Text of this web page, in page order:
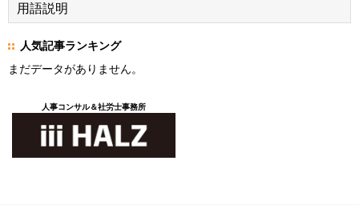
用語説明
人気記事ランキング
まだデータがありません。
人事コンサル＆社労士事務所